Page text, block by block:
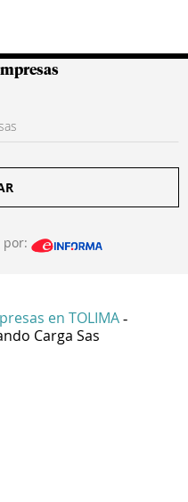
por:
en TOLIMA -
Carga Sas